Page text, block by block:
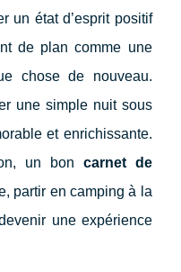
un état d’esprit positif
de plan comme une
chose de nouveau.
une simple nuit sous
et enrichissante.
un bon carnet de
partir en camping à la
une expérience